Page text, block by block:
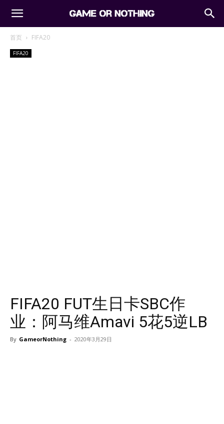
首页 FIFA20
FIFA20
FIFA20 FUT生日卡SBC作
业：阿马维Amavi 5花5逆LB
By GameorNothing - 2020年3月29日